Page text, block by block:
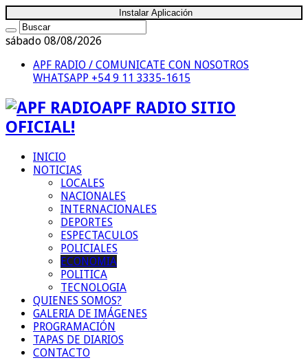
Instalar Aplicación
sábado 08/08/2026
APF RADIO / COMUNICATE CON NOSOTROS
WHATSAPP +54 9 11 3335-1615
APF RADIO SITIO
OFICIAL!
INICIO
NOTICIAS
LOCALES
NACIONALES
INTERNACIONALES
DEPORTES
ESPECTACULOS
POLICIALES
ECONOMIA
POLITICA
TECNOLOGIA
QUIENES SOMOS?
GALERIA DE IMÁGENES
PROGRAMACIÓN
TAPAS DE DIARIOS
CONTACTO